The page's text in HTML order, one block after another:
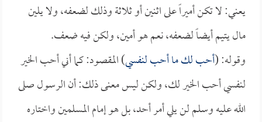
يعني: لا تكن أميراً على اثنين أو ثلاثة وذلك لضعفه، ولا يلين
مال يتيم أيضاً لضعفه، نعم هو أمين، ولكن فيه ضعف.
وقوله: (أحب لك ما أحب لنفسي) المقصود: كما أني أحب الخير
لنفسي أحب الخير لك، ولكن ليس معنى ذلك: أن الرسول صلى
الله عليه وسلم لن يلي أمر أحد، بل هو إمام المسلمين واختاره